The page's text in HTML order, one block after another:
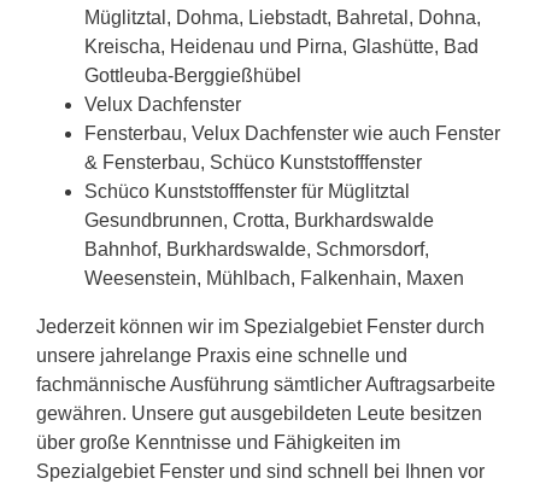
Müglitztal, Dohma, Liebstadt, Bahretal, Dohna,
Kreischa, Heidenau und Pirna, Glashütte, Bad
Gottleuba-Berggießhübel
Velux Dachfenster
Fensterbau, Velux Dachfenster wie auch Fenster
& Fensterbau, Schüco Kunststofffenster
Schüco Kunststofffenster für Müglitztal
Gesundbrunnen, Crotta, Burkhardswalde
Bahnhof, Burkhardswalde, Schmorsdorf,
Weesenstein, Mühlbach, Falkenhain, Maxen
Jederzeit können wir im Spezialgebiet Fenster durch
unsere jahrelange Praxis eine schnelle und
fachmännische Ausführung sämtlicher Auftragsarbeite
gewähren. Unsere gut ausgebildeten Leute besitzen
über große Kenntnisse und Fähigkeiten im
Spezialgebiet Fenster und sind schnell bei Ihnen vor